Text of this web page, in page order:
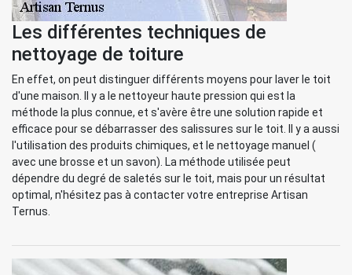
Les différentes techniques de
nettoyage de toiture
En effet, on peut distinguer différents moyens pour laver le toit
d'une maison. Il y a le nettoyeur haute pression qui est la
méthode la plus connue, et s'avère être une solution rapide et
efficace pour se débarrasser des salissures sur le toit. Il y a aussi
l'utilisation des produits chimiques, et le nettoyage manuel (
avec une brosse et un savon). La méthode utilisée peut
dépendre du degré de saletés sur le toit, mais pour un résultat
optimal, n'hésitez pas à contacter votre entreprise Artisan
Ternus.